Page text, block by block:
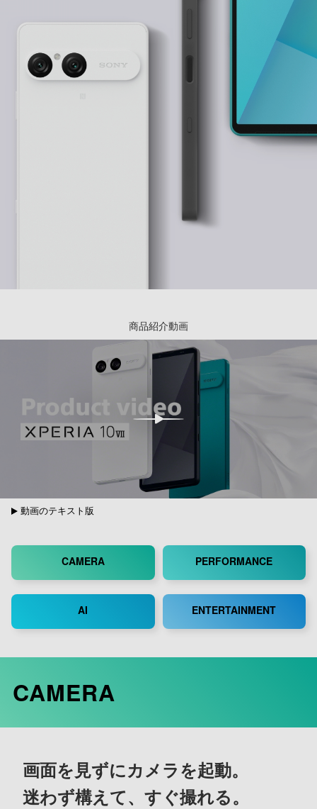
商品紹介動画
動画のテキスト版
CAMERA PERFORMANCE
AI ENTERTAINMENT
CAMERA
画面を見ずにカメラを起動。
迷わず構えて、すぐ撮れる。